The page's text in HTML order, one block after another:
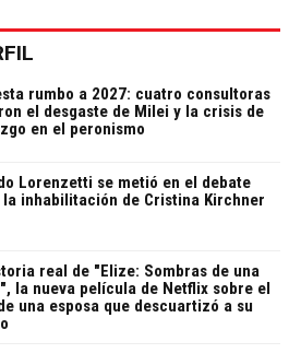
rumbo a 2027: cuatro consultoras
el desgaste de Milei y la crisis de
en el peronismo
Lorenzetti se metió en el debate
la inhabilitación de Cristina Kirchner
real de "Elize: Sombras de una
la nueva película de Netflix sobre el
una esposa que descuartizó a su